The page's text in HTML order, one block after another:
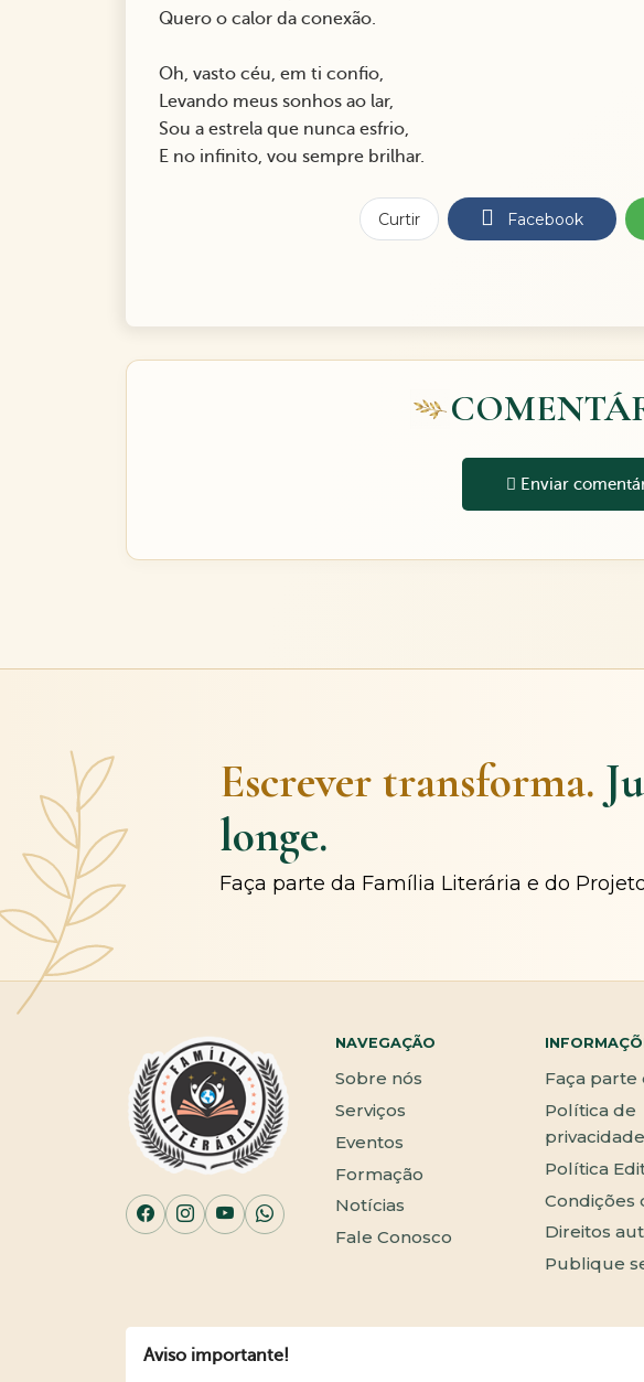
Quero o calor da conexão.
Oh, vasto céu, em ti confio,
Levando meus sonhos ao lar,
Sou a estrela que nunca esfrio,
E no infinito, vou sempre brilhar.
Curtir Facebook
Enviar
Escrever transforma.
longe.
Faça parte da Família Literária e do
NAVEGAÇÃO
Sobre nós
Serviços
Eventos
Formação
Notícias
Fale Conosco
Faça parte
Política de
privacidade
Política
Condições
Direitos
Publique
Aviso importante!